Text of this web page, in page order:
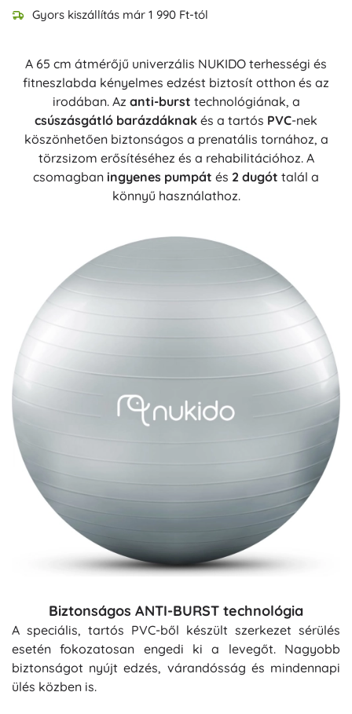
Gyors kiszállítás már 1 990 Ft-tól
A 65 cm átmérőjű univerzális NUKIDO terhességi és
fitneszlabda kényelmes edzést biztosít otthon és az
irodában. Az anti-burst technológiának, a
csúszásgátló barázdáknak és a tartós PVC-nek
köszönhetően biztonságos a prenatális tornához, a
törzsizom erősítéséhez és a rehabilitációhoz. A
csomagban ingyenes pumpát és 2 dugót talál a
könnyű használathoz.
Biztonságos ANTI-BURST technológia
A speciális, tartós PVC-ből készült szerkezet sérülés
esetén fokozatosan engedi ki a levegőt. Nagyobb
biztonságot nyújt edzés, várandósság és mindennapi
ülés közben is.